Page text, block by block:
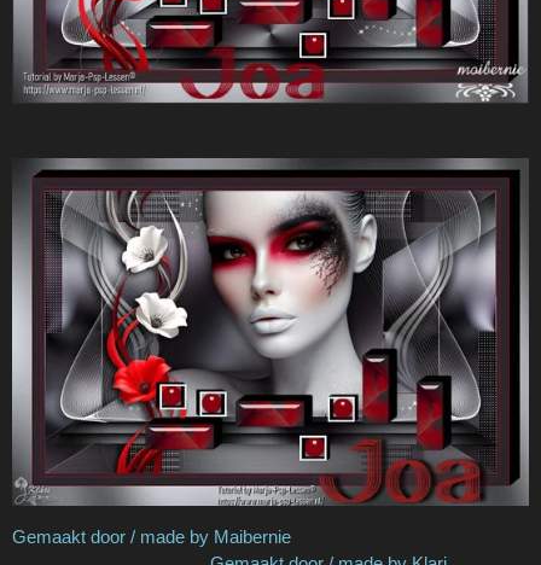
Gemaakt door / made by Maibernie